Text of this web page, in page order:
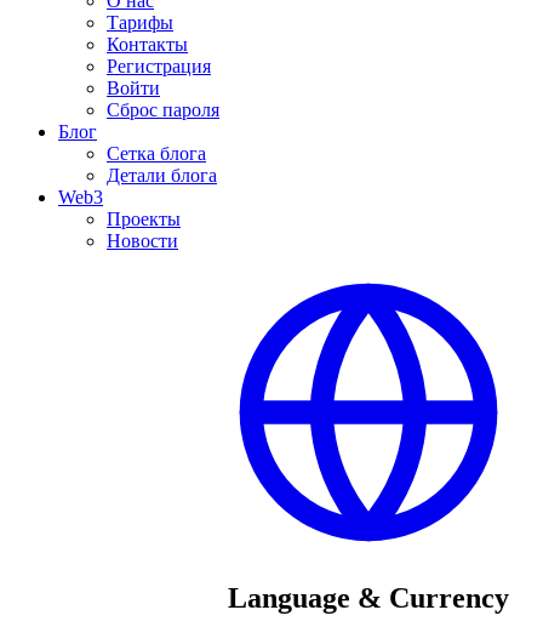
Тарифы
Контакты
Регистрация
Войти
Сброс пароля
Блог
Сетка блога
Детали блога
Web3
Проекты
Новости
Language & Currency